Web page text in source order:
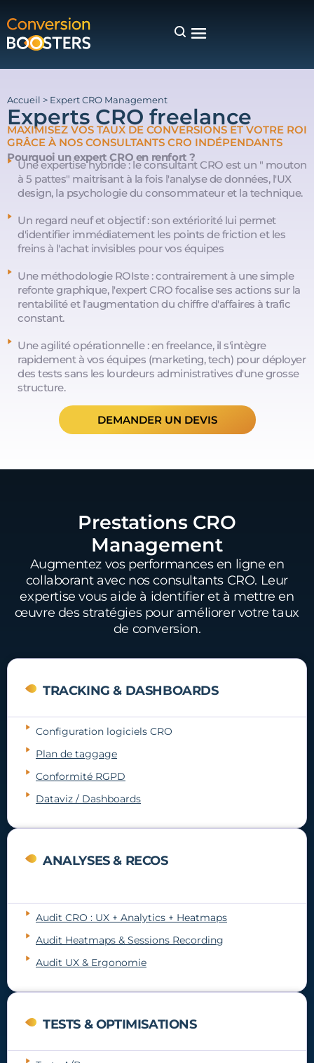
Accueil > Expert CRO Management
Experts CRO freelance
MAXIMISEZ VOS TAUX DE CONVERSIONS ET VOTRE ROI
GRÂCE À NOS CONSULTANTS CRO INDÉPENDANTS
Pourquoi un expert CRO en renfort ?
Une expertise hybride : le consultant CRO est un " mouton
à 5 pattes" maitrisant à la fois l'analyse de données, l'UX
design, la psychologie du consommateur et la technique.
Un regard neuf et objectif : son extériorité lui permet
d'identifier immédiatement les points de friction et les
freins à l'achat invisibles pour vos équipes
Une méthodologie ROIste : contrairement à une simple
refonte graphique, l'expert CRO focalise ses actions sur la
rentabilité et l'augmentation du chiffre d'affaires à trafic
constant.
Une agilité opérationnelle : en freelance, il s'intègre
rapidement à vos équipes (marketing, tech) pour déployer
des tests sans les lourdeurs administratives d'une grosse
structure.
DEMANDER UN DEVIS
Prestations CRO
Management
Augmentez vos performances en ligne en
collaborant avec nos consultants CRO. Leur
expertise vous aide à identifier et à mettre en
œuvre des stratégies pour améliorer votre taux
de conversion.
TRACKING & DASHBOARDS
Configuration logiciels CRO
Plan de taggage
Conformité RGPD
Dataviz / Dashboards
ANALYSES & RECOS
Audit CRO : UX + Analytics + Heatmaps
Audit Heatmaps & Sessions Recording
Audit UX & Ergonomie
TESTS & OPTIMISATIONS